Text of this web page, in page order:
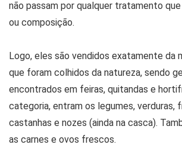
não passam por qualquer tratamento
ou composição.
Logo, eles são vendidos exatamente da
que foram colhidos da natureza, sendo
encontrados em feiras, quitandas e
categoria, entram os legumes, verduras,
castanhas e nozes (ainda na casca).
as carnes e ovos frescos.